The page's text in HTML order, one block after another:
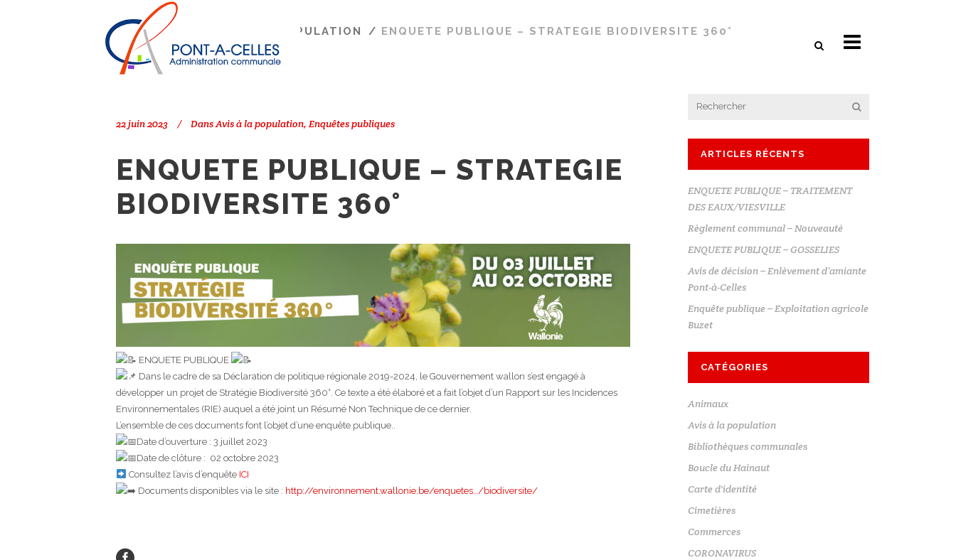
PONT-À-CELLES AVIS À LA POPULATION / ENQUETE PUBLIQUE – STRATEGIE BIODIVERSITE 360°
22 juin 2023 DansAvis à la population, Enquêtes publiques
ENQUETE PUBLIQUE – STRATEGIE
BIODIVERSITE 360°
ENQUETE PUBLIQUE
Dans le cadre de sa Déclaration de politique régionale 2019-2024, le Gouvernement wallon s’est engagé à
développer un projet de Stratégie Biodiversité 360°. Ce texte a été élaboré et a fait l’objet d’un Rapport sur les Incidences
Environnementales (RIE) auquel a été joint un Résumé Non Technique de ce dernier.
L’ensemble de ces documents font l’objet d’une enquête publique..
Date d’ouverture : 3 juillet 2023
Date de clôture : 02 octobre 2023
Consultez l’avis d’enquête ICI
Documents disponibles via le site : http://environnement.wallonie.be/enquetes…/biodiversite/
ARTICLES RÉCENTS
ENQUETE PUBLIQUE – TRAITEMENT
DES EAUX/VIESVILLE
Règlement communal – Nouveauté
ENQUETE PUBLIQUE – GOSSELIES
Avis de décision – Enlèvement d’amiante
Pont-à-Celles
Enquête publique – Exploitation agricole
Buzet
CATÉGORIES
Animaux
Avis à la population
Bibliothèques communales
Boucle du Hainaut
Carte d'identité
Cimetières
Commerces
CORONAVIRUS